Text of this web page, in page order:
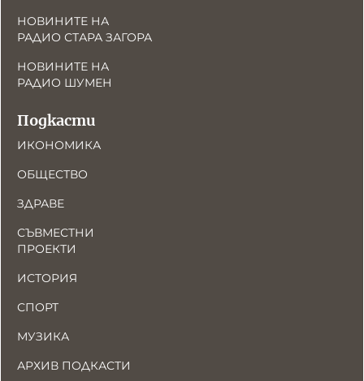
НОВИНИТЕ НА
РАДИО СТАРА ЗАГОРА
НОВИНИТЕ НА
РАДИО ШУМЕН
Подкасти
ИКОНОМИКА
ОБЩЕСТВО
ЗДРАВЕ
СЪВМЕСТНИ
ПРОЕКТИ
ИСТОРИЯ
СПОРТ
МУЗИКА
АРХИВ ПОДКАСТИ